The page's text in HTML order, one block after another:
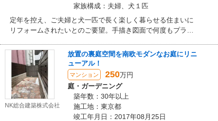
家族構成：夫婦、犬１匹
定年を控え、ご夫婦と犬一匹で長く楽しく暮らせる住まいに
リフォームされたいとのご要望。手描き図面で何度もプラン
備建材を探したので、妥協の無い納得のプランとなりまし
た。お酒を楽しむご主人とお料理好きの奥様の趣味を活かす
ダイニングバーをテーマに設定。奥行きと陰影を楽しむ放射
状の梁は日常の空間を特別なものへと変えてくれます。無垢
の木を多用したインテリアは経年変化で味わいをまし、使い
勝手の良さも合まって長く憩える空間となりました。早速ご
親戚や友人を呼びホームパーティーを楽しまれているそうで
NK総合建築株式会社
放置の裏庭空間を南欧モダンなお庭にリニ
ューアル！
マンション 250万円
庭・ガーデニング
築年数：30年以上
施工地：東京都
竣工年月日：2017年08月25日